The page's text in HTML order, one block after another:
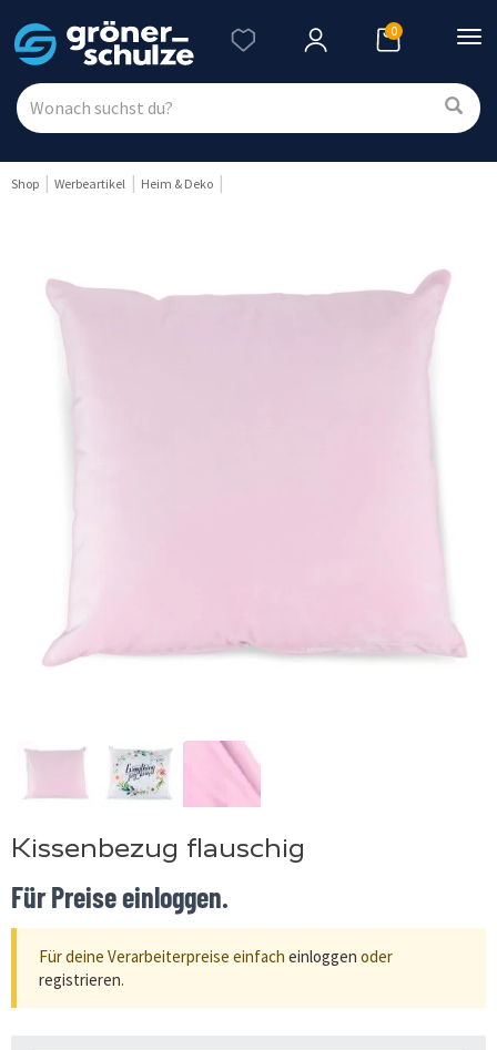
0
Shop Werbeartikel Heim & Deko
Kissenbezug flauschig
Für Preise einloggen.
Für deine Verarbeiterpreise einfach einloggen oder
registrieren.